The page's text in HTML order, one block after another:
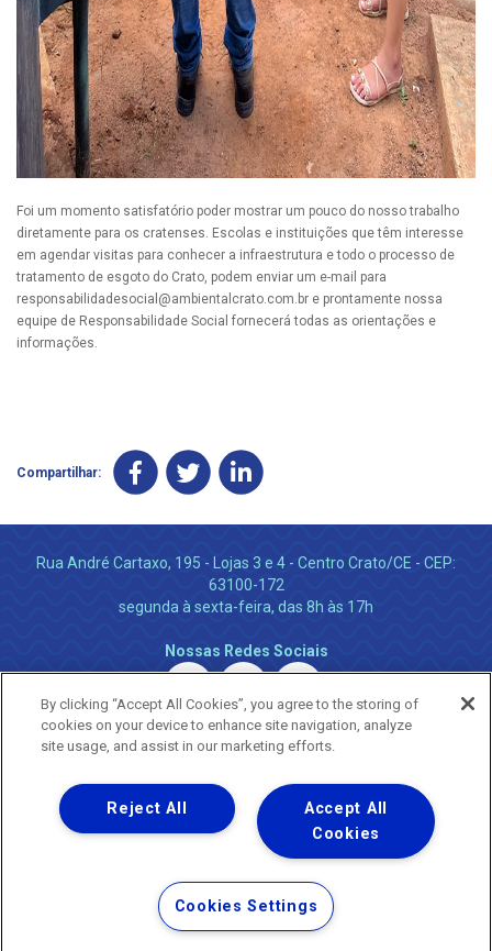
Foi um momento satisfatório poder mostrar um pouco do nosso trabalho
diretamente para os cratenses. Escolas e instituições que têm interesse
em agendar visitas para conhecer a infraestrutura e todo o processo de
tratamento de esgoto do Crato, podem enviar um e-mail para
responsabilidadesocial@ambientalcrato.com.br e prontamente nossa
equipe de Responsabilidade Social fornecerá todas as orientações e
informações.
Compartilhar:
Rua André Cartaxo, 195 - Lojas 3 e 4 - Centro Crato/CE - CEP:
63100-172
segunda à sexta-feira, das 8h às 17h
Nossas Redes Sociais
Uma empresa
Copyright ® 2026 - Todos os Direitos Reservados.
Nossa natureza movimenta a vida
Termos Gerais de Uso de Sites e Aplicativos
Política de Privacidade e Proteção de Dados
By clicking “Accept All Cookies”, you agree to the storing of
cookies on your device to enhance site navigation, analyze
site usage, and assist in our marketing efforts.
Accept All
Cookies
Reject All
Cookies Settings